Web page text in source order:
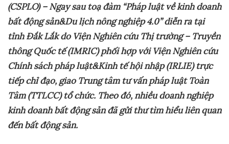
(CSPLO) – Ngay sau toạ đàm “Pháp luật về kinh doanh
bất động sản&Du lịch nông nghiệp 4.0” diễn ra tại
tỉnh Đắk Lắk do Viện Nghiên cứu Thị trường – Truyền
thông Quốc tế (IMRIC) phối hợp với Viện Nghiên cứu
Chính sách pháp luật&Kinh tế hội nhập (IRLIE) trực
tiếp chỉ đạo, giao Trung tâm tư vấn pháp luật Toàn
Tâm (TTLCC) tổ chức. Theo đó, nhiều doanh nghiệp
kinh doanh bất động sản đã gửi thư tìm hiểu liên quan
đến bất động sản.